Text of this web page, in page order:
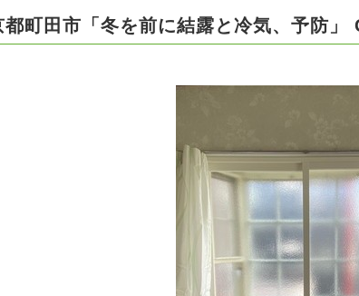
都町田市「冬を前に結露と冷気、予防」